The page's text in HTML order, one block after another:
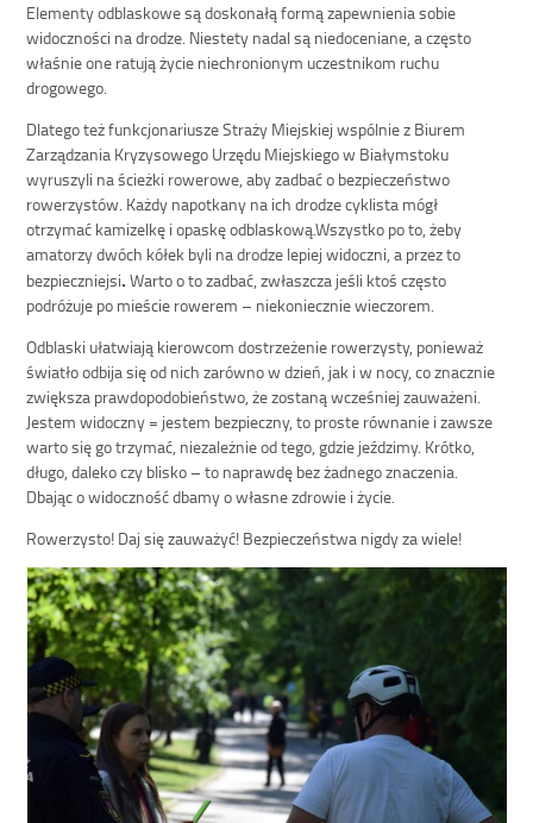
Elementy odblaskowe są doskonałą formą zapewnienia sobie
widoczności na drodze. Niestety nadal są niedoceniane, a często
właśnie one ratują życie niechronionym uczestnikom ruchu
drogowego.
Dlatego też funkcjonariusze Straży Miejskiej wspólnie z Biurem
Zarządzania Kryzysowego Urzędu Miejskiego w Białymstoku
wyruszyli na ścieżki rowerowe, aby zadbać o bezpieczeństwo
rowerzystów. Każdy napotkany na ich drodze cyklista mógł
otrzymać kamizelkę i opaskę odblaskową.Wszystko po to, żeby
amatorzy dwóch kółek byli na drodze lepiej widoczni, a przez to
bezpieczniejsi.Warto o to zadbać, zwłaszcza jeśli ktoś często
podróżuje po mieście rowerem – niekoniecznie wieczorem.
Odblaski ułatwiają kierowcom dostrzeżenie rowerzysty, ponieważ
światło odbija się od nich zarówno w dzień, jak i w nocy, co znacznie
zwiększa prawdopodobieństwo, że zostaną wcześniej zauważeni.
Jestem widoczny = jestem bezpieczny, to proste równanie i zawsze
warto się go trzymać, niezależnie od tego, gdzie jeździmy. Krótko,
długo, daleko czy blisko – to naprawdę bez żadnego znaczenia.
Dbając o widoczność dbamy o własne zdrowie i życie.
Rowerzysto! Daj się zauważyć! Bezpieczeństwa nigdy za wiele!